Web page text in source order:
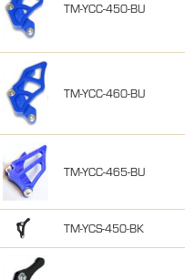
TM-YCC-450-BU
TM-YCC-460-BU
TM-YCC-465-BU
TM-YCS-450-BK